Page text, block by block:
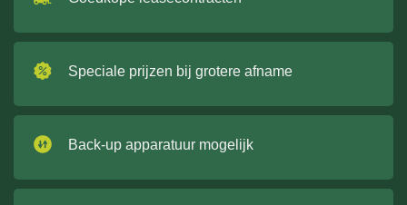
Speciale prijzen bij grotere afname
Back-up apparatuur mogelijk